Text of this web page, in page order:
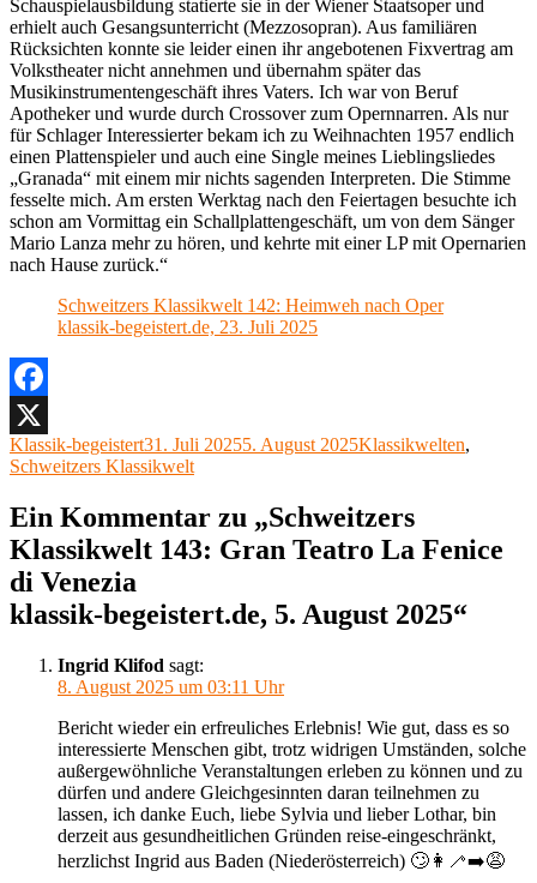
Schauspielausbildung statierte sie in der Wiener Staatsoper und
erhielt auch Gesangsunterricht (Mezzosopran). Aus familiären
Rücksichten konnte sie leider einen ihr angebotenen Fixvertrag am
Volkstheater nicht annehmen und übernahm später das
Musikinstrumentengeschäft ihres Vaters. Ich war von Beruf
Apotheker und wurde durch Crossover zum Opernnarren. Als nur
für Schlager Interessierter bekam ich zu Weihnachten 1957 endlich
einen Plattenspieler und auch eine Single meines Lieblingsliedes
„Granada“ mit einem mir nichts sagenden Interpreten. Die Stimme
fesselte mich. Am ersten Werktag nach den Feiertagen besuchte ich
schon am Vormittag ein Schallplattengeschäft, um von dem Sänger
Mario Lanza mehr zu hören, und kehrte mit einer LP mit Opernarien
nach Hause zurück.“
Schweitzers Klassikwelt 142: Heimweh nach Oper
klassik-begeistert.de, 23. Juli 2025
Facebook
X
Autor
Klassik-begeistertVeröffentlicht
am
31. Juli 20255. August 2025Kategorien
Klassikwelten,
Schweitzers Klassikwelt
Ein Kommentar zu „Schweitzers
Klassikwelt 143: Gran Teatro La Fenice
di Venezia
klassik-begeistert.de, 5. August 2025“
Ingrid Klifod sagt:
8. August 2025 um 03:11 Uhr
Bericht wieder ein erfreuliches Erlebnis! Wie gut, dass es so
interessierte Menschen gibt, trotz widrigen Umständen, solche
außergewöhnliche Veranstaltungen erleben zu können und zu
dürfen und andere Gleichgesinnten daran teilnehmen zu
lassen, ich danke Euch, liebe Sylvia und lieber Lothar, bin
derzeit aus gesundheitlichen Gründen reise-eingeschränkt,
herzlichst Ingrid aus Baden (Niederösterreich) 🙄👩‍🦯‍➡️😩